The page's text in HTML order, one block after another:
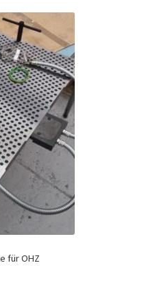
für OHZ